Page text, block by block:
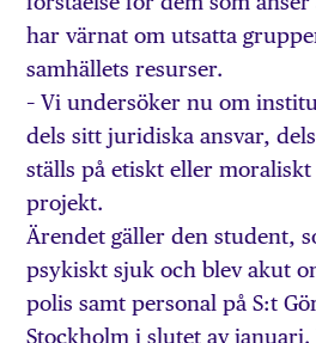
har värnat om utsatta
samhällets resurser.
– Vi undersöker nu om
dels sitt juridiska ansvar,
ställs på etiskt eller
projekt.
Ärendet gäller den student,
psykiskt sjuk och blev akut
polis samt personal på S:t
Stockholm i slutet av